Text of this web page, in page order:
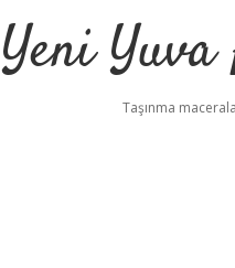
Yeni
Taşınma